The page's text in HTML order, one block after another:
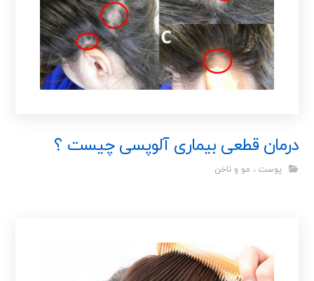
درمان قطعی بیماری آلوپسی چیست ؟
پوست ، مو و ناخن